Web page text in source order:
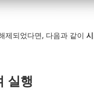
제되었다면, 다음과 같이
실행